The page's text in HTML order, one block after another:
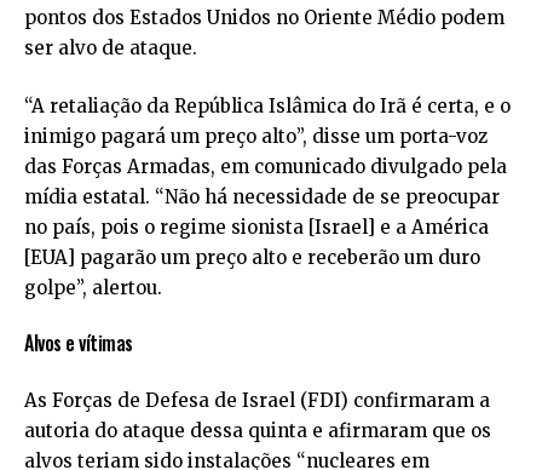
pontos dos Estados Unidos no Oriente Médio podem
ser alvo de ataque.
“A retaliação da República Islâmica do Irã é certa, e o
inimigo pagará um preço alto”, disse um porta-voz
das Forças Armadas, em comunicado divulgado pela
mídia estatal. “Não há necessidade de se preocupar
no país, pois o regime sionista [Israel] e a América
[EUA] pagarão um preço alto e receberão um duro
golpe”, alertou.
Alvos e vítimas
As Forças de Defesa de Israel (FDI) confirmaram a
autoria do ataque dessa quinta e afirmaram que os
alvos teriam sido instalações “nucleares em